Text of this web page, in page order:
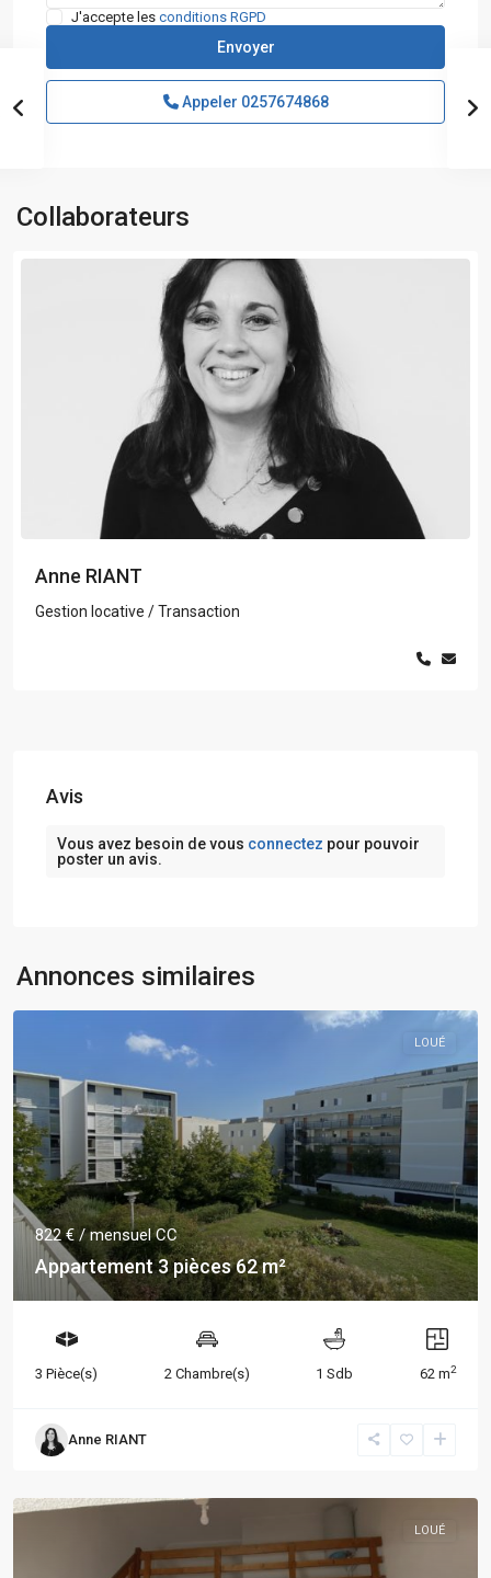
J'accepte les conditions RGPD
Appeler 0257674868
Collaborateurs
Anne RIANT
Gestion locative / Transaction
Avis
Vous avez besoin de vous connectez pour pouvoir
poster un avis.
Annonces similaires
LOUÉ
822 €/ mensuel CC
Appartement 3 pièces 62 m²
3 Pièce(s) 2 Chambre(s) 1 Sdb 62 m2
Anne RIANT
LOUÉ